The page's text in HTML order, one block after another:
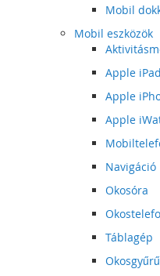
Mobil
Mobil eszközök
Apple iPad
Apple
Apple
Navigáció
Okosóra
Táblagép
Okosgyűrű